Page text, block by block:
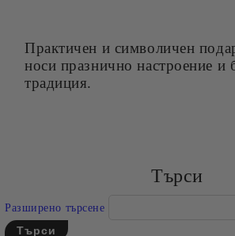
Практичен и символичен
носи празнично настроение и
традиция.
Търси
Разширено търсене